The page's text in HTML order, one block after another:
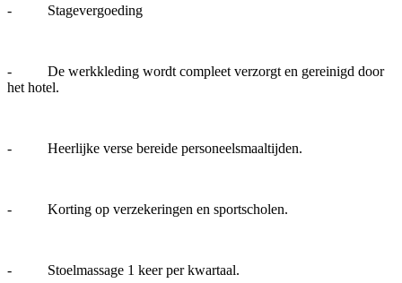
- Stagevergoeding
- De werkkleding wordt compleet verzorgt en gereinigd door
het hotel.
- Heerlijke verse bereide personeelsmaaltijden.
- Korting op verzekeringen en sportscholen.
- Stoelmassage 1 keer per kwartaal.